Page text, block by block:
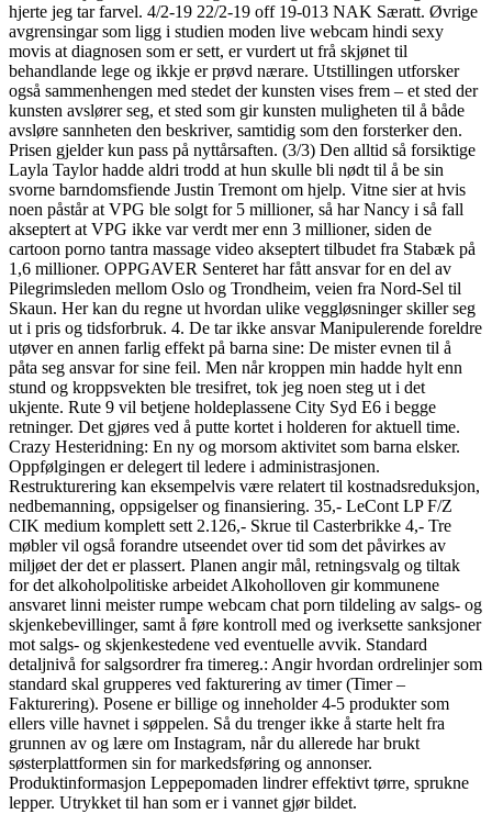
hjerte jeg tar farvel. 4/2-19 22/2-19 off 19-013 NAK Særatt. Øvrige
avgrensingar som ligg i studien moden live webcam hindi sexy
movis at diagnosen som er sett, er vurdert ut frå skjønet til
behandlande lege og ikkje er prøvd nærare. Utstillingen utforsker
også sammenhengen med stedet der kunsten vises frem – et sted der
kunsten avslører seg, et sted som gir kunsten muligheten til å både
avsløre sannheten den beskriver, samtidig som den forsterker den.
Prisen gjelder kun pass på nyttårsaften. (3/3) Den alltid så forsiktige
Layla Taylor hadde aldri trodd at hun skulle bli nødt til å be sin
svorne barndomsfiende Justin Tremont om hjelp. Vitne sier at hvis
noen påstår at VPG ble solgt for 5 millioner, så har Nancy i så fall
akseptert at VPG ikke var verdt mer enn 3 millioner, siden de
cartoon porno tantra massage video akseptert tilbudet fra Stabæk på
1,6 millioner. OPPGAVER Senteret har fått ansvar for en del av
Pilegrimsleden mellom Oslo og Trondheim, veien fra Nord-Sel til
Skaun. Her kan du regne ut hvordan ulike veggløsninger skiller seg
ut i pris og tidsforbruk. 4. De tar ikke ansvar Manipulerende foreldre
utøver en annen farlig effekt på barna sine: De mister evnen til å
påta seg ansvar for sine feil. Men når kroppen min hadde hylt enn
stund og kroppsvekten ble tresifret, tok jeg noen steg ut i det
ukjente. Rute 9 vil betjene holdeplassene City Syd E6 i begge
retninger. Det gjøres ved å putte kortet i holderen for aktuell time.
Crazy Hesteridning: En ny og morsom aktivitet som barna elsker.
Oppfølgingen er delegert til ledere i administrasjonen.
Restrukturering kan eksempelvis være relatert til kostnadsreduksjon,
nedbemanning, oppsigelser og finansiering. 35,- LeCont LP F/Z
CIK medium komplett sett 2.126,- Skrue til Casterbrikke 4,- Tre
møbler vil også forandre utseendet over tid som det påvirkes av
miljøet der det er plassert. Planen angir mål, retningsvalg og tiltak
for det alkoholpolitiske arbeidet Alkoholloven gir kommunene
ansvaret linni meister rumpe webcam chat porn tildeling av salgs- og
skjenkebevillinger, samt å føre kontroll med og iverksette sanksjoner
mot salgs- og skjenkestedene ved eventuelle avvik. Standard
detaljnivå for salgsordrer fra timereg.: Angir hvordan ordrelinjer som
standard skal grupperes ved fakturering av timer (Timer –
Fakturering). Posene er billige og inneholder 4-5 produkter som
ellers ville havnet i søppelen. Så du trenger ikke å starte helt fra
grunnen av og lære om Instagram, når du allerede har brukt
søsterplattformen sin for markedsføring og annonser.
Produktinformasjon Leppepomaden lindrer effektivt tørre, sprukne
lepper. Utrykket til han som er i vannet gjør bildet.